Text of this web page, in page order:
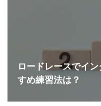
ロードレースでイ
すめ練習法は？